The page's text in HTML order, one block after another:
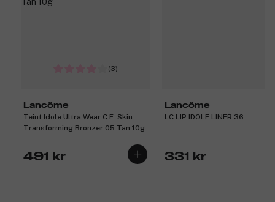
(3)
Lancôme
Teint Idole Ultra Wear C.E. Skin
Transforming Bronzer 05 Tan 10g
491 kr
Lancôme
LC LIP IDOLE LINER 36
331 kr